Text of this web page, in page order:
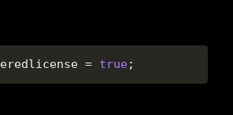
= true;